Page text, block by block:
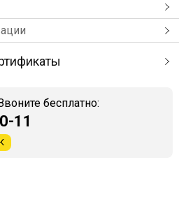
бесплатно:
11